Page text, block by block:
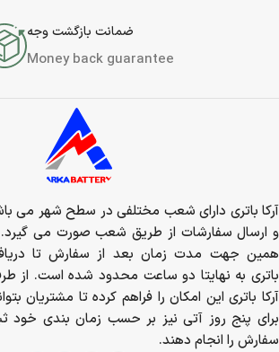
ضمانت بازگشت وجه
Money back guarantee
آرکا باتری دارای شعب مختلفی در سطح شهر می
و ارسال سفارشات از طریق شعب صورت می گیرد.
همین جهت مدت زمان بعد از سفارش تا
باتری به نهایتا دو ساعت محدود شده است. از
آرکا باتری این امکان را فراهم کرده تا مشتریان
برای پنج روز آتی نیز بر حسب زمان بندی خود
سفارش را انجام دهند.